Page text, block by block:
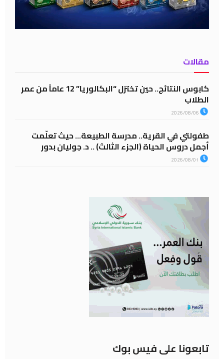
مقالات
كابوس النتائج.. حين تختزل “البكالوريا” 12 عاماً من عمر
الطلاب
طفولتي في القرية.. مدرسة الطبيعة… حيث تعلّمت
أجمل دروس الحياة (الجزء الثالث) .. د. جوليان بدور
تابعونا على فيس بوك